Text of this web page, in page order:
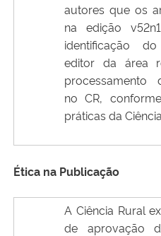
autores que os
na edição
identificação
editor da área
processamento
no CR,
práticas da
Ética na Publicação
A Ciência Rural
de aprovação